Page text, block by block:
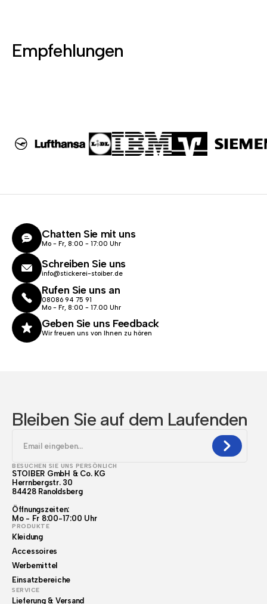
Empfehlungen
Chatten Sie mit uns
Mo - Fr, 8:00 - 17:00 Uhr
Schreiben Sie uns
info@stickerei-stoiber.de
Rufen Sie uns an
08086 94 75 91
Mo - Fr, 8:00 - 17.00 Uhr
Geben Sie uns Feedback
Wir freuen uns von Ihnen zu hören
Bleiben Sie auf dem Laufenden
BESUCHEN SIE UNS PERSÖNLICH
STOIBER GmbH & Co. KG
Herrnbergstr. 30
84428 Ranoldsberg
Öffnungszeiten:
Mo - Fr 8:00-17:00 Uhr
PRODUKTE
Kleidung
Accessoires
Werbemittel
Einsatzbereiche
SERVICE
Lieferung & Versand